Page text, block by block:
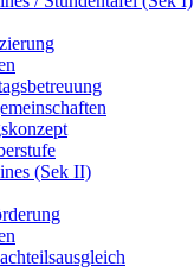
(Sek II)